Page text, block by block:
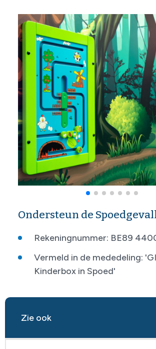
Ondersteun de
Rekeningnummer: BE89
Vermeld in de mededeling:
Kinderbox in Spoed'
Zie ook